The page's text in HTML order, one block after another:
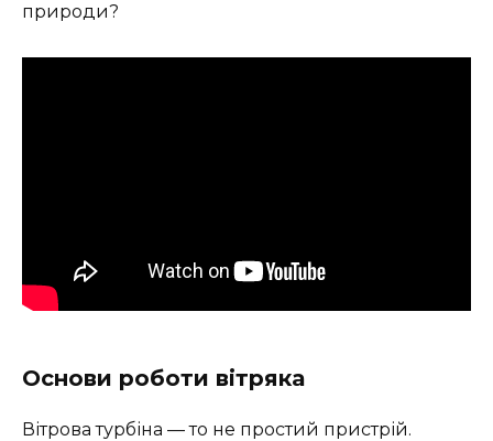
природи?
Основи роботи вітряка
Вітрова турбіна — то не простий пристрій.